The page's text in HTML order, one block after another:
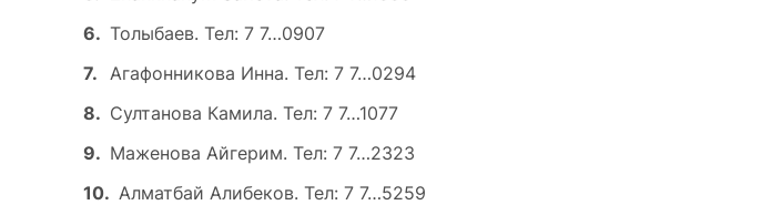
Толыбаев. Тел: 7 7…0907
Агафонникова Инна. Тел: 7 7…0294
Султанова Камила. Тел: 7 7…1077
Маженова Айгерим. Тел: 7 7…2323
Алматбай Алибеков. Тел: 7 7…5259